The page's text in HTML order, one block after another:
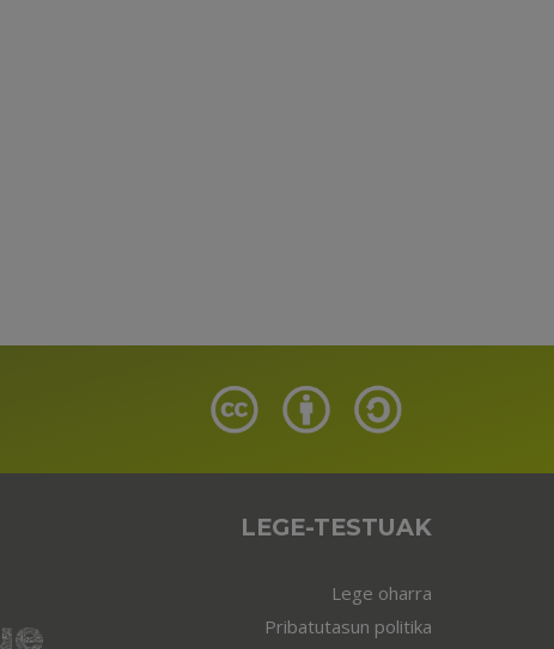
LEGE-TESTUAK
Lege oharra
Pribatutasun politika